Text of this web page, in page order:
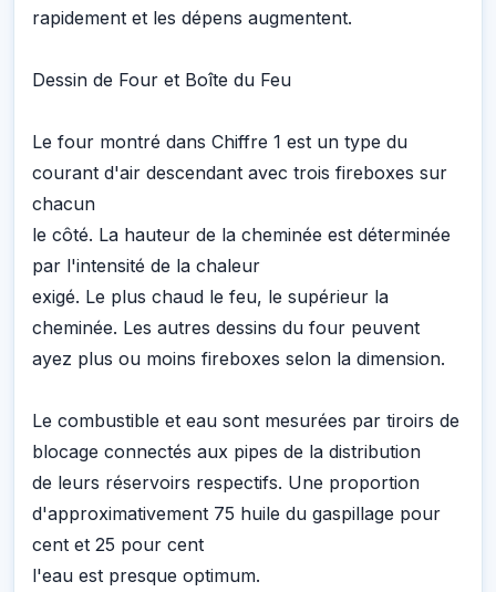
rapidement et les dépens augmentent.
Dessin de Four et Boîte du Feu
Le four montré dans Chiffre 1 est un type du
courant d'air descendant avec trois fireboxes sur
chacun
le côté. La hauteur de la cheminée est déterminée
par l'intensité de la chaleur
exigé. Le plus chaud le feu, le supérieur la
cheminée. Les autres dessins du four peuvent
ayez plus ou moins fireboxes selon la dimension.
Le combustible et eau sont mesurées par tiroirs de
blocage connectés aux pipes de la distribution
de leurs réservoirs respectifs. Une proportion
d'approximativement 75 huile du gaspillage pour
cent et 25 pour cent
l'eau est presque optimum.